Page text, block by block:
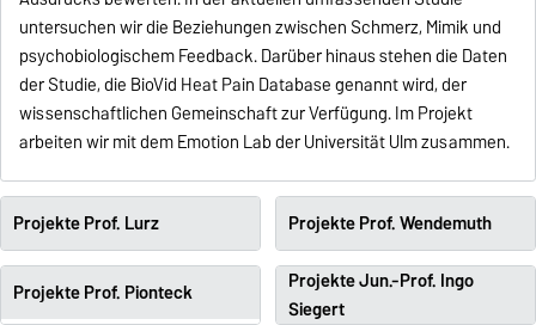
untersuchen wir die Beziehungen zwischen Schmerz, Mimik und
psychobiologischem Feedback. Darüber hinaus stehen die Daten
der Studie, die BioVid Heat Pain Database genannt wird, der
wissenschaftlichen Gemeinschaft zur Verfügung. Im Projekt
arbeiten wir mit dem Emotion Lab der Universität Ulm zusammen.
Projekte Prof. Lurz Projekte Prof. Wendemuth
Projekte Prof. Pionteck
Projekte Jun.-Prof. Ingo
Siegert